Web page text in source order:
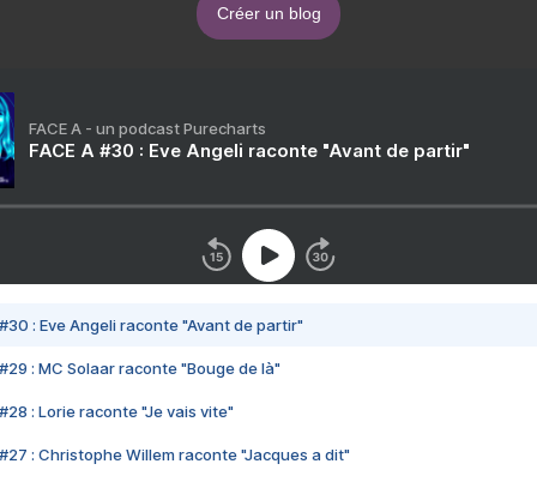
Créer un blog
FACE A - un podcast Purecharts
FACE A #30 : Eve Angeli raconte "Avant de partir"
#30 : Eve Angeli raconte "Avant de partir"
#29 : MC Solaar raconte "Bouge de là"
#28 : Lorie raconte "Je vais vite"
#27 : Christophe Willem raconte "Jacques a dit"